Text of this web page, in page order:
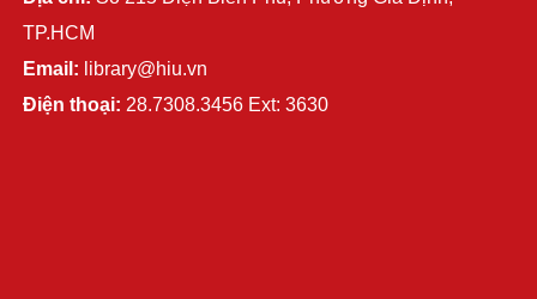
TP.HCM
Email: library@hiu.vn
Điện thoại: 28.7308.3456 Ext: 3630